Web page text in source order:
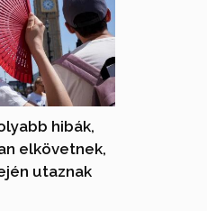
hibák,
elkövetnek,
utaznak